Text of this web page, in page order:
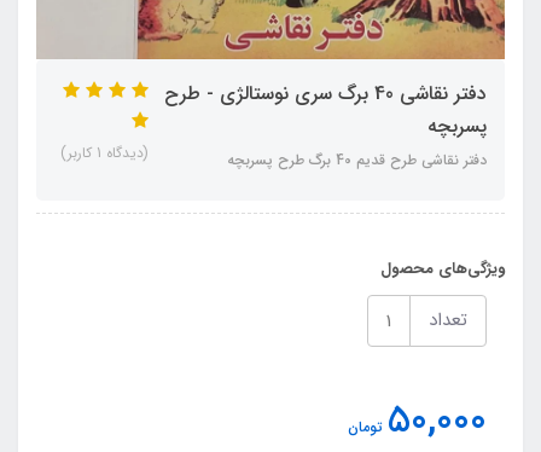
دفتر نقاشی 40 برگ سری نوستالژی - طرح
پسربچه
دفتر نقاشی طرح قدیم 40 برگ طرح پسربچه (دیدگاه 1 کاربر)
ویژگی‌های محصول
تعداد
50,000 تومان